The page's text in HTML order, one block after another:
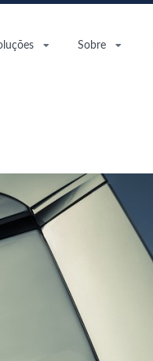
Sobre